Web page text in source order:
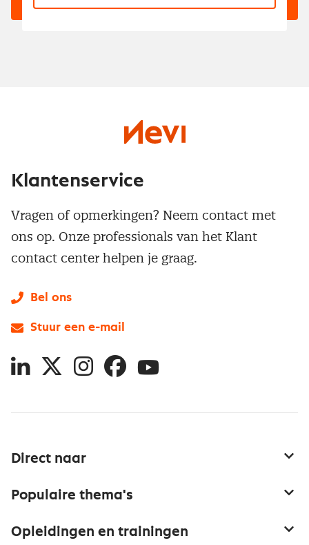
Direct naar
Netwerk en communities
Populaire thema's
Opleidingen en trainingen
Klantenservice
Vragen of opmerkingen? Neem contact met
ons op. Onze professionals van het Klant
contact center helpen je graag.
Bel ons
Stuur een e-mail
LinkedIn
X InstagramFacebookYouTube